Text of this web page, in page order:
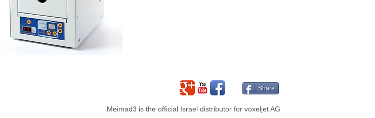
Share
Meimad3 is the official Israel distributor for voxeljet AG